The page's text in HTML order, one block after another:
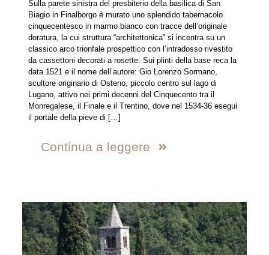
Sulla parete sinistra del presbiterio della basilica di San
Biagio in Finalborgo è murato uno splendido tabernacolo
cinquecentesco in marmo bianco con tracce dell’originale
doratura, la cui struttura “architettonica” si incentra su un
classico arco trionfale prospettico con l’intradosso rivestito
da cassettoni decorati a rosette. Sui plinti della base reca la
data 1521 e il nome dell’autore: Gio Lorenzo Sormano,
scultore originario di Osteno, piccolo centro sul lago di
Lugano, attivo nei primi decenni del Cinquecento tra il
Monregalese, il Finale e il Trentino, dove nel 1534-36 eseguì
il portale della pieve di […]
Continua a leggere